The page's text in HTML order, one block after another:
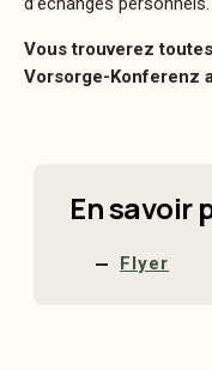
Vous trouverez
Vorsorge-Konferenz
En savoir
Flyer